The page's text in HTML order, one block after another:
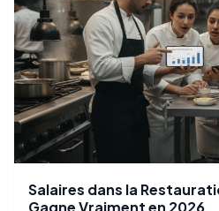
Salaires dans la
Gagne Vraiment en 2026